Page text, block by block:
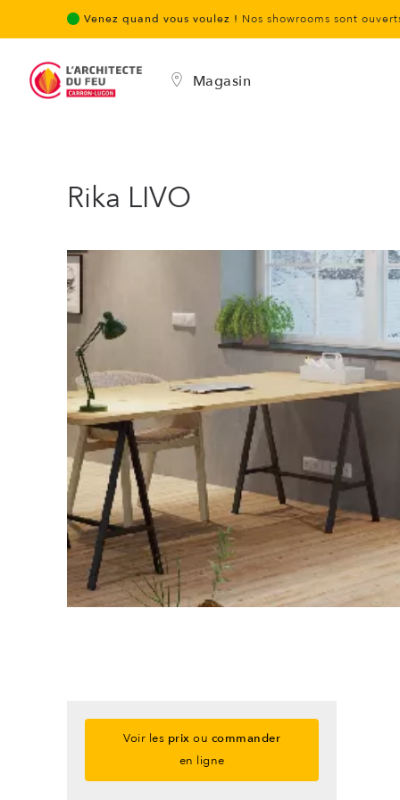
Venez quand vous voulez ! Nos showrooms sont
Magasin
Rika LIVO
Voir les prix ou commander
en ligne